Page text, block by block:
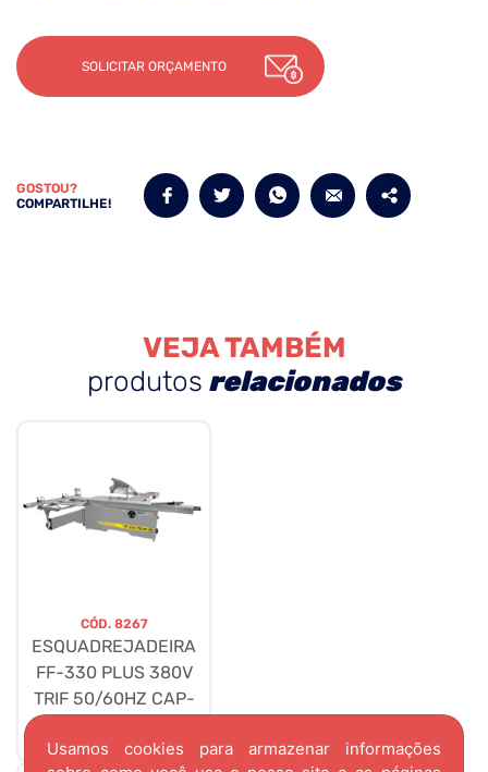
Usamos cookies para armazenar informações
SOLICITAR ORÇAMENTO
GOSTOU?
COMPARTILHE!
VEJA TAMBÉM
produtos relacionados
CÓD. 8267
ESQUADREJADEIRA
FF-330 PLUS 380V
TRIF 50/60HZ CAP-